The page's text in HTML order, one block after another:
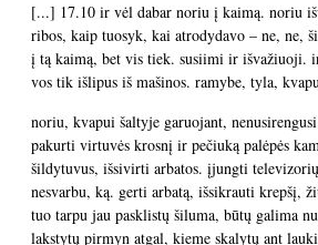
[...] 17.10 ir vėl dabar noriu į kaimą. noriu
ribos, kaip tuosyk, kai atrodydavo – ne, ne,
į tą kaimą, bet vis tiek. susiimi ir išvažiuoji.
vos tik išlipus iš mašinos. ramybe, tyla,
noriu, kvapui šaltyje garuojant,
pakurti virtuvės krosnį ir pečiuką palėpės
šildytuvus, išsivirti arbatos. įjungti
nesvarbu, ką. gerti arbatą, išsikrauti krepšį,
tuo tarpu jau pasklistų šiluma, būtų galima
lakstytų pirmyn atgal, kieme skalytų ant